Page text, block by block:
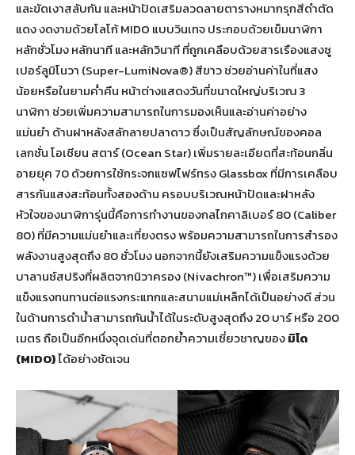
และขัดเงาสลับกัน และหน้าปัดเสริมลวดลายตารางหมากรุกสีดำตัด
แดง งดงามด้วยโลโก้ MIDO แบบวินเทจ ประกอบด้วยเข็มนาฬิกา
หลักชั่วโมง หลักนาที และหลักวินาที ที่ถูกเคลือบด้วยสารเรืองแสงซู
เปอร์ลูมิโนวา (Super-LumiNova®) สีขาว ช่วยอ่านค่าในที่แสง
น้อยหรือในยามค่ำคืน หน้าต่างแสดงวันที่ขนาดใหญ่บริเวณ 3
นาฬิกา ช่วยเพิ่มความสามารถในการมองเห็นและอ่านค่าอย่าง
แม่นยำ ด้านฝาหลังสลักลายปลาดาว ซึ่งเป็นสัญลักษณ์ของคอล
เลกชั่น โอเชียน สตาร์ (Ocean Star) เพิ่มรายละเอียดที่สะท้อนกลิ่น
อายยุค 70 ด้วยการใช้กระจกแซฟไฟร์ทรง Glassbox ที่มีการเคลือบ
สารกันแสงสะท้อนทั้งสองด้าน ครอบบริเวณหน้าปัดและฝาหลัง
หัวใจของนาฬิการุ่นนี้คือการทำงานของกลไกคาลิเบอร์ 80 (Caliber
80) ที่มีความแม่นยำและเที่ยงตรง พร้อมความสามารถในการสำรอง
พลังงานสูงสุดถึง 80 ชั่วโมง นอกจากนี้ยังเสริมความแข็งแรงด้วย
บาลานซ์สปริงที่ผลิตจากนิวาครอง (Nivachron™) เพื่อเสริมความ
แข็งแรงทนทานต่อแรงกระแทกและสนามแม่เหล็กได้เป็นอย่างดี ส่วน
ในด้านการดำน้ำสามารถกันน้ำได้ในระดับสูงสุดถึง 20 บาร์ หรือ 200
เมตร ถือเป็นอีกหนึ่งจุดเด่นที่ตอกย้ำความเชี่ยวชาญของมิโด
(MIDO)ได้อย่างชัดเจน